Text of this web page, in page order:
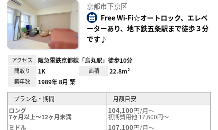
録
京都市下京区
Free Wi-Fi☆オートロック、エレベ
ーターあり、地下鉄五条駅まで徒歩３分
です♪
アクセス 阪急電鉄京都線「烏丸駅」徒歩10分
間取り 1K 面積 22.8m²
築年数 1989年 8月 築
プラン名・期間
月額目安
ロング
7ヶ月以上～12ヶ月未満
104,100円/月～
初期費用他 17,600円～
ミドル
107,100円/月～